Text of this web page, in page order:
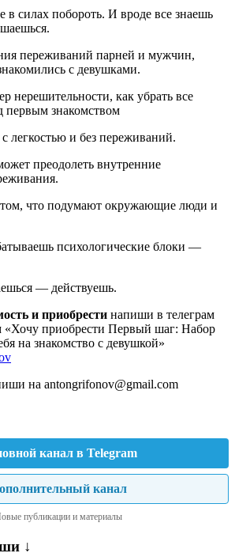
в силах побороть. И вроде все знаешь
переживаний парней и мужчин,
с девушками.
нерешительности, как убрать все
знакомством
легкостью и без переживаний.
преодолеть внутренние
что подумают окружающие люди и
психологические блоки —
— действуешь.
и приобрести напиши в телеграм
приобрести Первый шаг: Набор
на знакомство с девушкой»
на antongrifonov@gmail.com
канал в Telegram
канал
публикации и материалы
↓